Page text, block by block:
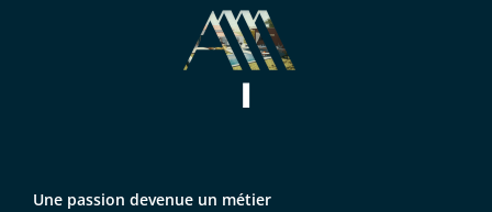
Une passion devenue un métier